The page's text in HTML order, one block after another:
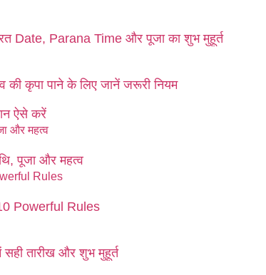
Date, Parana Time और पूजा का शुभ मुहूर्त
कृपा पाने के लिए जानें जरूरी नियम
ऐसे करें
पूजा और महत्व
Powerful Rules
तारीख और शुभ मुहूर्त